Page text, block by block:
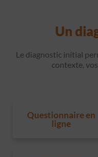
Un
Le diagnostic initial
contexte,
Questionnaire en
ligne